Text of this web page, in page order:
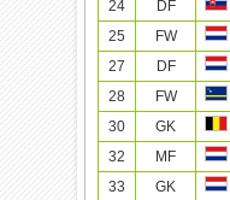
24
DF
25
FW
27
DF
28
FW
30
GK
32
MF
33
GK